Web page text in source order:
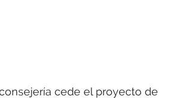
cede el proyecto de